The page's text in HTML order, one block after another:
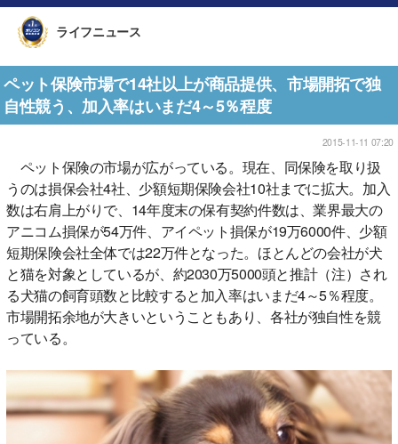
ライフニュース
ペット保険市場で14社以上が商品提供、市場開拓で独
自性競う、加入率はいまだ4～5％程度
2015-11-11 07:20
ペット保険の市場が広がっている。現在、同保険を取り扱
うのは損保会社4社、少額短期保険会社10社までに拡大。加入
数は右肩上がりで、14年度末の保有契約件数は、業界最大の
アニコム損保が54万件、アイペット損保が19万6000件、少額
短期保険会社全体では22万件となった。ほとんどの会社が犬
と猫を対象としているが、約2030万5000頭と推計（注）され
る犬猫の飼育頭数と比較すると加入率はいまだ4～5％程度。
市場開拓余地が大きいということもあり、各社が独自性を競
っている。